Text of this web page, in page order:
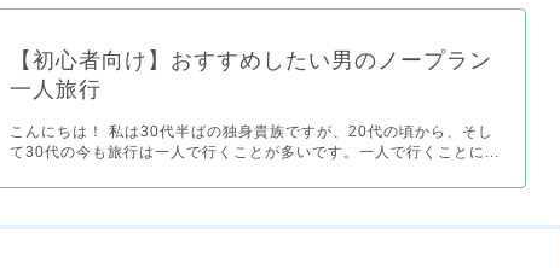
【初心者向け】おすすめしたい男のノープラン
一人旅行
こんにちは！ 私は30代半ばの独身貴族ですが、20代の頃から、そし
て30代の今も旅行は一人で行くことが多いです。一人で行くことに...